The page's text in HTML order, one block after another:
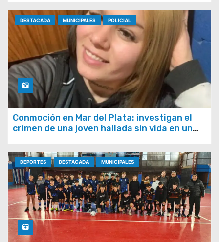
DESTACADA MUNICIPALES POLICIAL
Conmoción en Mar del Plata: investigan el
crimen de una joven hallada sin vida en un
DEPORTES DESTACADA MUNICIPALES